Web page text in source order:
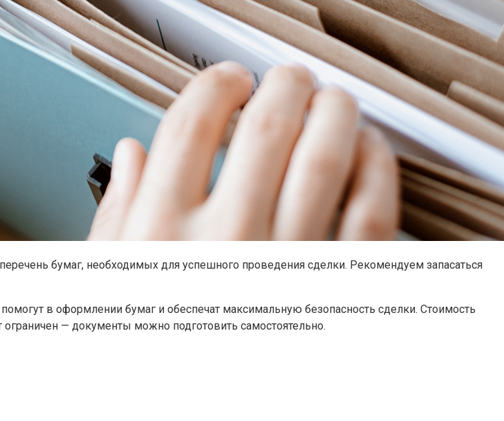
бумаг, необходимых для успешного проведения сделки. Рекомендуем запасаться
в оформлении бумаг и обеспечат максимальную безопасность сделки. Стоимость
— документы можно подготовить самостоятельно.